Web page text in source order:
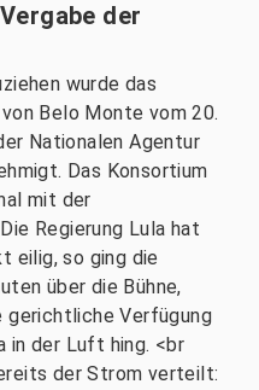
der
wurde das
Belo Monte vom 20.
Nationalen Agentur
Das Konsortium
mit der
Regierung Lula hat
eilig, so ging die
über die Bühne,
gerichtliche Verfügung
in der Luft hing. <br
der Strom verteilt: